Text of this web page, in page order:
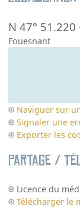
N 47° 51.220
Fouesnant
Naviguer sur
Signaler une
Exporter les
Partage /
Licence du
Télécharger le